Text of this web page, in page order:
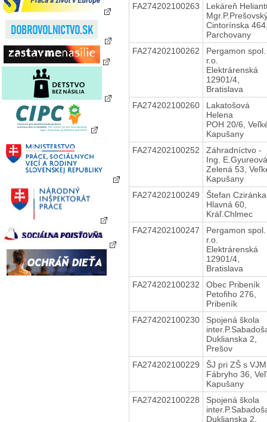
FA274202100263
Lekáreň
Cintorínska
Parchovany
FA274202100262
Pergamon
r.o.
Elektrárenská
12901/4,
Bratislava
FA274202100260
Lakatošová
Helena
POH 20/6,
Kapušany
FA274202100252
Záhradníctvo -
Ing. E.Gyureová
Zelená 53,
Kapušany
FA274202100249
Štefan Cziránka
Hlavná 60,
Kráľ.Chlmec
FA274202100247
Pergamon
r.o.
Elektrárenská
12901/4,
Bratislava
FA274202100232
Obec Pribeník
Petofiho 276,
Pribeník
FA274202100230
Spojená škola
Duklianska 2,
Prešov
FA274202100229
ŠJ pri ZŠ s VJM
Fábryho 36,
Kapušany
FA274202100228
Spojená škola
Duklianska 2,